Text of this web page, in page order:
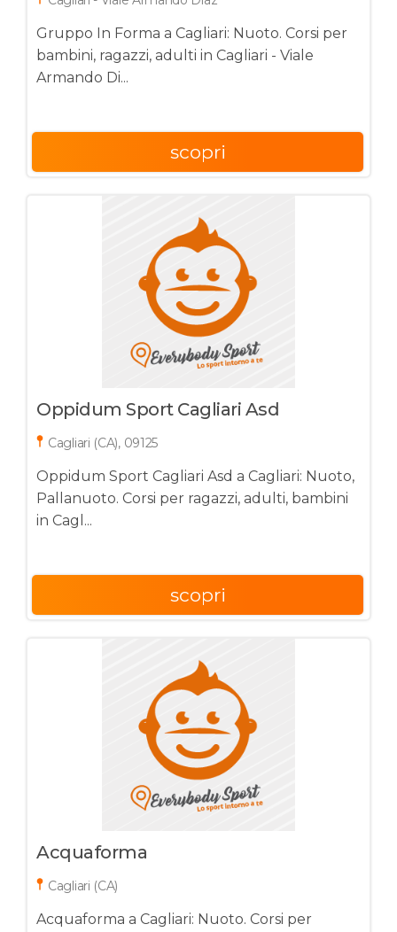
Gruppo In Forma a Cagliari: Nuoto. Corsi per
bambini, ragazzi, adulti in Cagliari - Viale
Armando Di...
scopri
Oppidum Sport Cagliari Asd
Cagliari (CA), 09125
Oppidum Sport Cagliari Asd a Cagliari: Nuoto,
Pallanuoto. Corsi per ragazzi, adulti, bambini
in Cagl...
scopri
Acquaforma
Cagliari (CA)
Acquaforma a Cagliari: Nuoto. Corsi per